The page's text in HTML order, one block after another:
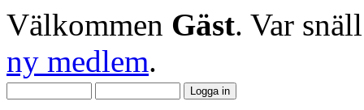
Välkommen Gäst. Var
ny medlem.